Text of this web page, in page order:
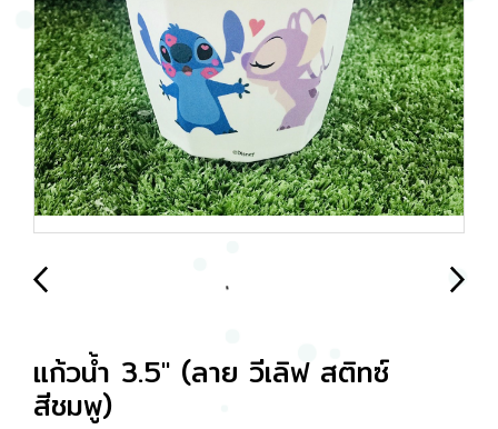
แก้วน้ำ 3.5" (ลาย วีเลิฟ สติทซ์
สีชมพู)